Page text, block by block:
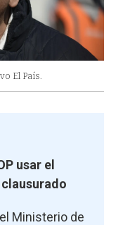
El País.
usar el
Ministerio de